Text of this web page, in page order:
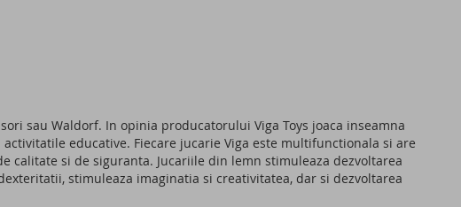
sau Waldorf. In opinia producatorului Viga Toys joaca inseamna
educative. Fiecare jucarie Viga este multifunctionala si are
calitate si de siguranta. Jucariile din lemn stimuleaza dezvoltarea
stimuleaza imaginatia si creativitatea, dar si dezvoltarea